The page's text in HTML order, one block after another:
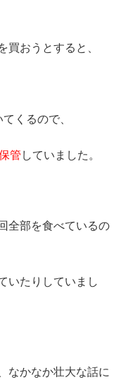
買おうとすると、
くるので、
管 していました。
全部を食べているの
いたりしていまし
なかなか壮大な話に